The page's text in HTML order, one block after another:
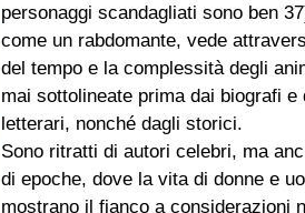
personaggi scandagliati sono ben
come un rabdomante, vede
del tempo e la complessità degli
mai sottolineate prima dai biografi
letterari, nonché dagli storici.
Sono ritratti di autori celebri, ma
di epoche, dove la vita di donne e
mostrano il fianco a considerazioni